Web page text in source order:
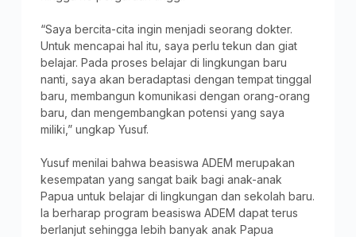
“Saya bercita-cita ingin menjadi seorang dokter.
Untuk mencapai hal itu, saya perlu tekun dan giat
belajar. Pada proses belajar di lingkungan baru
nanti, saya akan beradaptasi dengan tempat tinggal
baru, membangun komunikasi dengan orang-orang
baru, dan mengembangkan potensi yang saya
miliki,” ungkap Yusuf.
Yusuf menilai bahwa beasiswa ADEM merupakan
kesempatan yang sangat baik bagi anak-anak
Papua untuk belajar di lingkungan dan sekolah baru.
Ia berharap program beasiswa ADEM dapat terus
berlanjut sehingga lebih banyak anak Papua